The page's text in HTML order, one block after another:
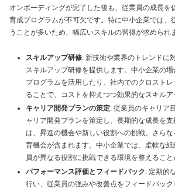
オンボーディングが完了した後も、従業員の成長を
育成プログラムが不可欠です。特に中小企業では、
うことが多いため、幅広いスキルの習得が求められ
スキルアップ研修: 新技術や業界のトレンドに
スキルアップ研修を提供します。中小企業の
プログラムを活用したり、社内でのクロスト
ることで、コストを抑えつつ効果的なスキルア
キャリア開発プランの策定: 従業員のキャリア
ャリア開発プランを策定し、長期的な成長を
は、昇進の機会や新しい役割への挑戦、さら
育機会が含まれます。中小企業では、柔軟な
員が異なる役割に挑戦できる環境を整えること
パフォーマンス評価とフィードバック: 定期的
行い、従業員の強みや改善点をフィードバッ